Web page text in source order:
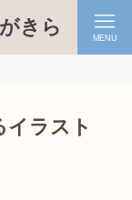
きら MENU
イラスト